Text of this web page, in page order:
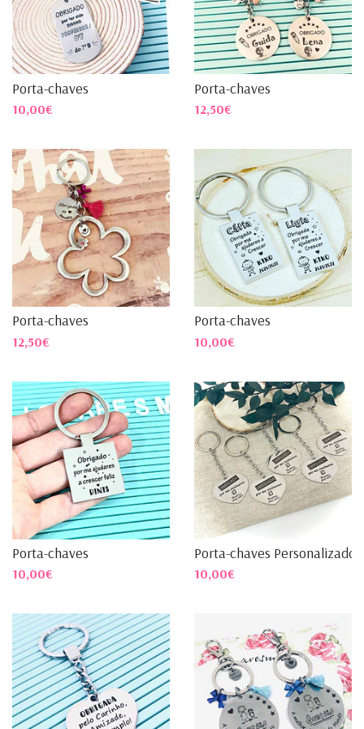
Porta-chaves
10,00€
Porta-chaves
12,50€
Porta-chaves
12,50€
Porta-chaves
10,00€
Porta-chaves
10,00€
Porta-chaves Personalizado
10,00€